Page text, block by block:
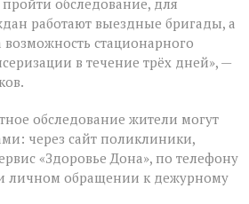
обследование, для
работают выездные бригады, а
стационарного
в течение трёх дней», —
обследование жители могут
через сайт поликлиники,
«Здоровье Дона», по телефону
личном обращении к дежурному